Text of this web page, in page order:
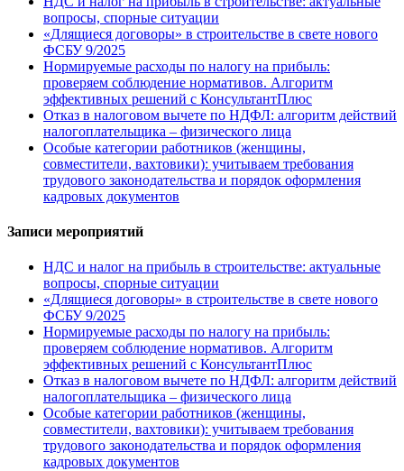
вопросы, спорные ситуации
«Длящиеся договоры» в строительстве в свете нового
ФСБУ 9/2025
Нормируемые расходы по налогу на прибыль:
проверяем соблюдение нормативов. Алгоритм
эффективных решений с КонсультантПлюс
Отказ в налоговом вычете по НДФЛ: алгоритм действий
налогоплательщика – физического лица
Особые категории работников (женщины,
совместители, вахтовики): учитываем требования
трудового законодательства и порядок оформления
кадровых документов
Записи мероприятий
НДС и налог на прибыль в строительстве: актуальные
вопросы, спорные ситуации
«Длящиеся договоры» в строительстве в свете нового
ФСБУ 9/2025
Нормируемые расходы по налогу на прибыль:
проверяем соблюдение нормативов. Алгоритм
эффективных решений с КонсультантПлюс
Отказ в налоговом вычете по НДФЛ: алгоритм действий
налогоплательщика – физического лица
Особые категории работников (женщины,
совместители, вахтовики): учитываем требования
трудового законодательства и порядок оформления
кадровых документов